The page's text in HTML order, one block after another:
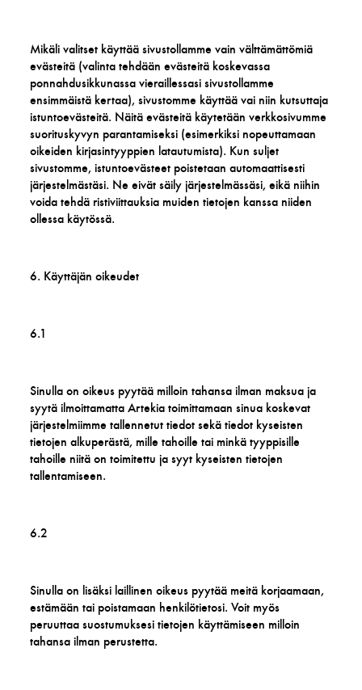
Mikäli valitset käyttää sivustollamme vain välttämättömiä
evästeitä (valinta tehdään evästeitä koskevassa
ponnahdusikkunassa vieraillessasi sivustollamme
ensimmäistä kertaa), sivustomme käyttää vai niin kutsuttaja
istuntoevästeitä. Näitä evästeitä käytetään verkkosivumme
suorituskyvyn parantamiseksi (esimerkiksi nopeuttamaan
oikeiden kirjasintyyppien latautumista). Kun suljet
sivustomme, istuntoevästeet poistetaan automaattisesti
järjestelmästäsi. Ne eivät säily järjestelmässäsi, eikä niihin
voida tehdä ristiviittauksia muiden tietojen kanssa niiden
ollessa käytössä.
6. Käyttäjän oikeudet
6.1
Sinulla on oikeus pyytää milloin tahansa ilman maksua ja
syytä ilmoittamatta Artekia toimittamaan sinua koskevat
järjestelmiimme tallennetut tiedot sekä tiedot kyseisten
tietojen alkuperästä, mille tahoille tai minkä tyyppisille
tahoille niitä on toimitettu ja syyt kyseisten tietojen
tallentamiseen.
6.2
Sinulla on lisäksi laillinen oikeus pyytää meitä korjaamaan,
estämään tai poistamaan henkilötietosi. Voit myös
peruuttaa suostumuksesi tietojen käyttämiseen milloin
tahansa ilman perustetta.